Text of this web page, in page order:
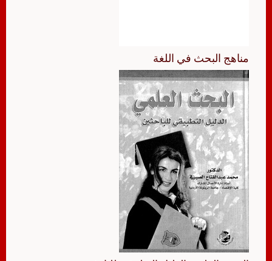
مناهج البحث في اللغة